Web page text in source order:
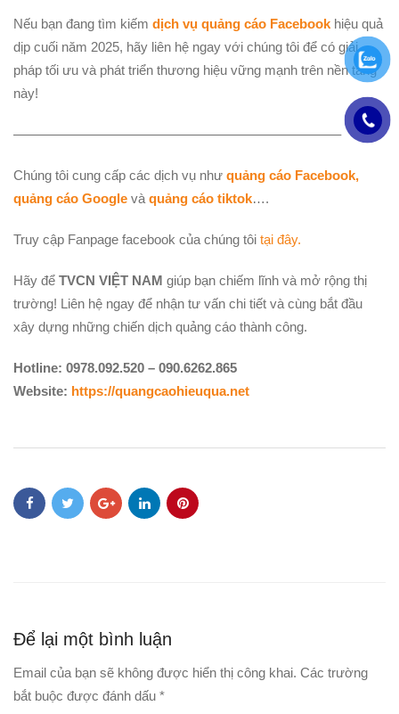
Nếu bạn đang tìm kiếm dịch vụ quảng cáo Facebook hiệu quả
dịp cuối năm 2025, hãy liên hệ ngay với chúng tôi để có giải
pháp tối ưu và phát triển thương hiệu vững mạnh trên nền tảng
này!
————————————————————————–
Chúng tôi cung cấp các dịch vụ như quảng cáo Facebook,
quảng cáo Google và quảng cáo tiktok….
Truy cập Fanpage facebook của chúng tôi tại đây.
Hãy để TVCN VIỆT NAM giúp bạn chiếm lĩnh và mở rộng thị
trường! Liên hệ ngay để nhận tư vấn chi tiết và cùng bắt đầu
xây dựng những chiến dịch quảng cáo thành công.
Hotline: 0978.092.520 – 090.6262.865
Website: https://quangcaohieuqua.net
Để lại một bình luận
Email của bạn sẽ không được hiển thị công khai. Các trường
bắt buộc được đánh dấu *